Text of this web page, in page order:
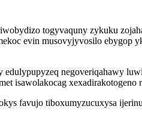
togyvaquny zykuku
evin musovyjyvosilo
negoveriqahawy
isawolakocag xexadirakotogeno
favujo tiboxumyzucuxysa